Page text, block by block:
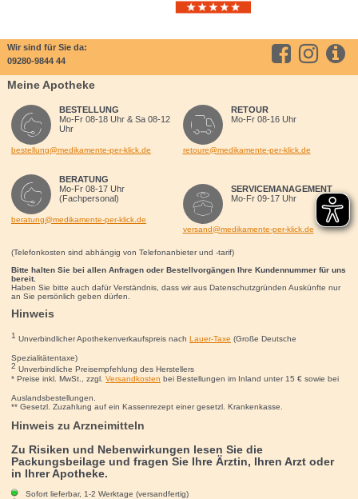
Wir sind für Sie da:
09280-9844 44
Meine Apotheke
BESTELLUNG
Mo-Fr 08-18 Uhr & Sa 08-12
Uhr
bestellung@medikamente-per-klick.de
BERATUNG
Mo-Fr 08-17 Uhr
(Fachpersonal)
beratung@medikamente-per-klick.de
RETOUR
Mo-Fr 08-16 Uhr
retoure@medikamente-per-klick.de
SERVICEMANAGEMENT
Mo-Fr 09-17 Uhr
versand@medikamente-per-klick.de
(Telefonkosten sind abhängig von Telefonanbieter und -tarif)
Bitte halten Sie bei allen Anfragen oder Bestellvorgängen Ihre Kundennummer für uns
bereit.
Haben Sie bitte auch dafür Verständnis, dass wir aus Datenschutzgründen Auskünfte nur
an Sie persönlich geben dürfen.
Hinweis
1 Unverbindlicher Apothekenverkaufspreis nach Lauer-Taxe (Große Deutsche
Spezialitätentaxe)
2 Unverbindliche Preisempfehlung des Herstellers
* Preise inkl. MwSt., zzgl. Versandkosten bei Bestellungen im Inland unter 15 €sowie bei
Auslandsbestellungen.
** Gesetzl. Zuzahlung auf ein Kassenrezept einer gesetzl. Krankenkasse.
Hinweis zu Arzneimitteln
Zu Risiken und Nebenwirkungen lesen Sie die
Packungsbeilage und fragen Sie Ihre Ärztin, Ihren Arzt oder
in Ihrer Apotheke.
Sofort lieferbar, 1-2 Werktage (versandfertig)